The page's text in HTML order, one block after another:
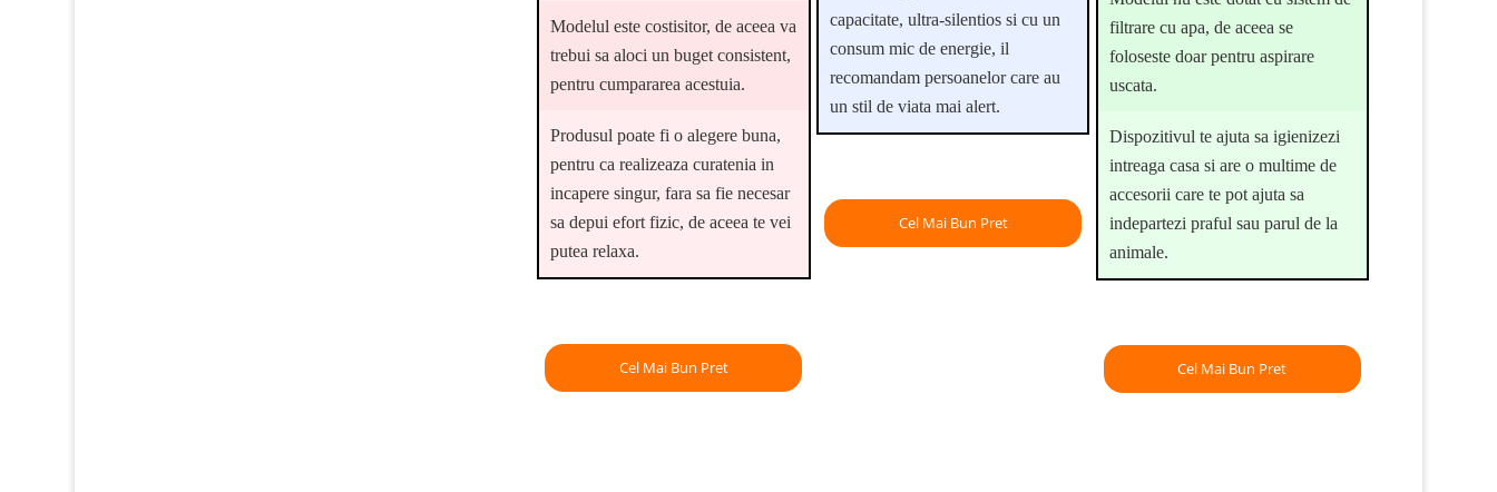
Modelul este costisitor, de aceea va
trebui sa aloci un buget consistent,
pentru cumpararea acestuia.
Produsul poate fi o alegere buna,
pentru ca realizeaza curatenia in
incapere singur, fara sa fie necesar
sa depui efort fizic, de aceea te vei
putea relaxa.
Cel Mai Bun Pret
capacitate, ultra-silentios si cu un
consum mic de energie, il
recomandam persoanelor care au
un stil de viata mai alert.
Cel Mai Bun Pret
filtrare cu apa, de aceea se
foloseste doar pentru aspirare
uscata.
Dispozitivul te ajuta sa igienizezi
intreaga casa si are o multime de
accesorii care te pot ajuta sa
indepartezi praful sau parul de la
animale.
Cel Mai Bun Pret